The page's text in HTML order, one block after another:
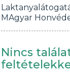
MAgyar
Nincs